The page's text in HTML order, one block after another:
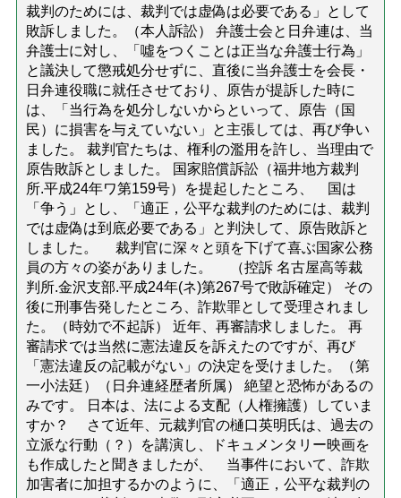
裁判のためには、裁判では虚偽は必要である」として
敗訴しました。（本人訴訟） 弁護士会と日弁連は、当
弁護士に対し、「噓をつくことは正当な弁護士行為」
と議決して懲戒処分せずに、直後に当弁護士を会長・
日弁連役職に就任させており、原告が提訴した時に
は、「当行為を処分しないからといって、原告（国
民）に損害を与えていない」と主張しては、再び争い
ました。 裁判官たちは、権利の濫用を許し、当理由で
原告敗訴としました。 国家賠償訴訟（福井地方裁判
所.平成24年ワ第159号）を提起したところ、 国は
「争う」とし、「適正，公平な裁判のためには、裁判
では虚偽は到底必要である」と判決して、原告敗訴と
しました。 裁判官に深々と頭を下げて喜ぶ国家公務
員の方々の姿がありました。 （控訴 名古屋高等裁
判所.金沢支部.平成24年(ネ)第267号で敗訴確定） その
後に刑事告発したところ、詐欺罪として受理されまし
た。（時効で不起訴） 近年、再審請求しました。 再
審請求では当然に憲法違反を訴えたのですが、再び
「憲法違反の記載がない」の決定を受けました。（第
一小法廷）（日弁連経歴者所属） 絶望と恐怖があるの
みです。 日本は、法による支配（人権擁護）していま
すか？ さて近年、元裁判官の樋口英明氏は、過去の
立派な行動（？）を講演し、ドキュメンタリー映画を
も作成したと聞きましたが、 当事件において、詐欺
加害者に加担するかのように、「適正，公平な裁判の